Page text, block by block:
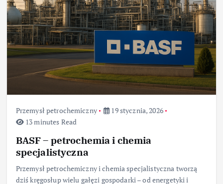
Przemysł petrochemiczny
19 stycznia, 2026
13 minutes Read
BASF – petrochemia i chemia
specjalistyczna
Przemysł petrochemiczny i chemia specjalistyczna tworzą
dziś kręgosłup wielu gałęzi gospodarki – od energetyki i